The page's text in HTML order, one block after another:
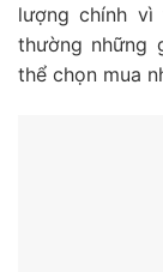
lượng chính vì
thường những
thể chọn mua